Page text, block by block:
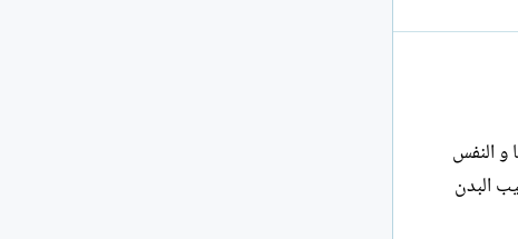
و النفس
البدن